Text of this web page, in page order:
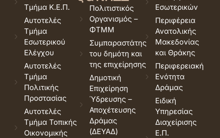
Τμήμα Κ.Ε.Π.
Αυτοτελές
Τμήμα
Εσωτερικού
Ελέγχου
Αυτοτελές
Τμήμα
Πολιτικής
Προστασίας
Αυτοτελές
Τμήμα Τοπικής
Οικονομικής
Πολιτιστικός
Οργανισμός –
ΦΤΜΜ
Συμπαραστάτης
του δημότη και
της επιχείρησης
Δημοτική
Επιχείρηση
Ύδρευσης –
Αποχέτευσης
Δράμας
(ΔΕΥΑΔ)
Εσωτερικών
Περιφέρεια
Ανατολικής
Μακεδονίας
και Θράκης
Περιφερειακή
Ενότητα
Δράμας
Ειδική
Υπηρεσίας
Διαχείρισης
Ε.Π.